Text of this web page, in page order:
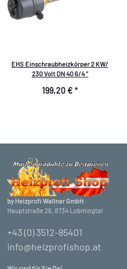
EHS Einschraubheizkörper 2 KW/
230 Volt DN 40 6/4 "
199,20 € *
by Heizprofi Wallner GmbH
Hauptstraße 26, 8734 Lobmingtal
+43 (0) 3512-85401
info@heizprofishop.at